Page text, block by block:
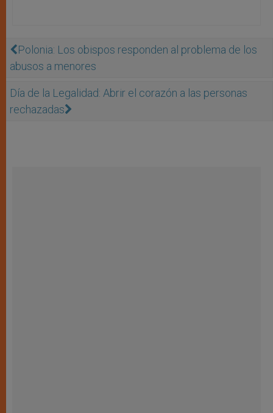
Polonia: Los obispos responden al problema de los
abusos a menores
Día de la Legalidad: Abrir el corazón a las personas
rechazadas